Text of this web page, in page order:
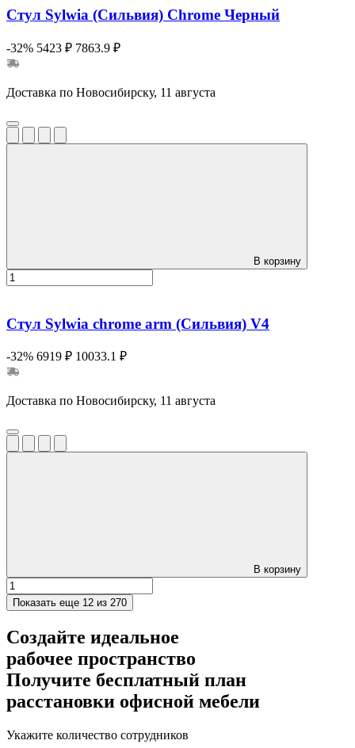
Стул Sylwia (Сильвия) Сhrome Черный
-32% 5423 ₽ 7863.9 ₽
Доставка по Новосибирску, 11 августа
В корзину
Стул Sylwia chrome arm (Сильвия) V4
-32% 6919 ₽ 10033.1 ₽
Доставка по Новосибирску, 11 августа
В корзину
Показать еще 12 из 270
Создайте идеальное
рабочее пространство
Получите бесплатный план
расстановки офисной мебели
Укажите количество сотрудников